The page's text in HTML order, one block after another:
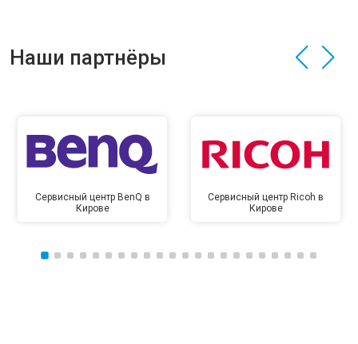
Наши партнёры
Сервисный центр BenQ в
Кирове
Сервисный центр Ricoh в
Кирове